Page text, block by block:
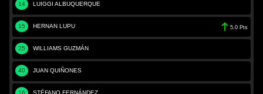
14 LUIGGI ALBUQUERQUE
15 HERNAN LUPU 5.0 Pts
25 WILLIAMS GUZMÁN
40 JUAN QUIÑONES
16 STÉFANO FERNÁNDEZ